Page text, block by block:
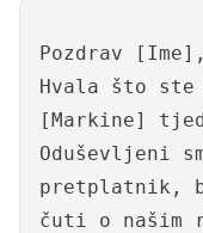
Pozdrav [Ime],
Hvala što
[Markine]
Oduševljeni
pretplatnik,
čuti o našim